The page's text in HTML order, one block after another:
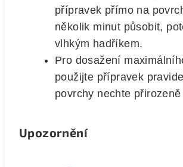
přípravek přímo na
několik minut působit,
vlhkým hadříkem.
Pro dosažení
použijte přípravek
povrchy nechte
Upozornění